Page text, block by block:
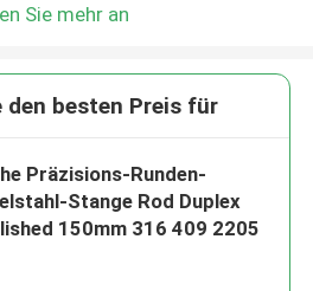
Sie mehr an
den besten Preis für
Präzisions-Runden-
Stange Rod Duplex
150mm 316 409 2205